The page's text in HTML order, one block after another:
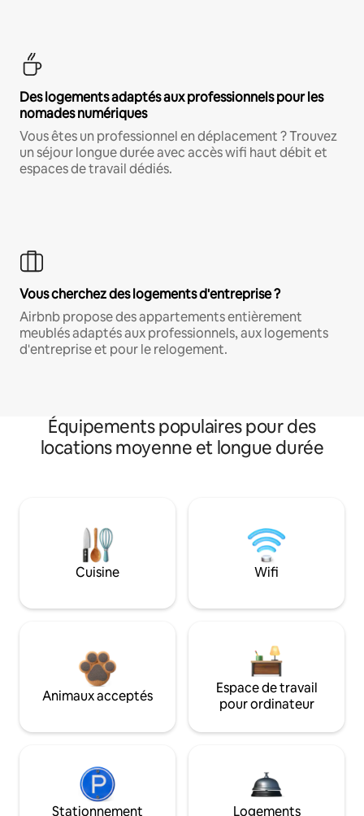
Des logements adaptés aux professionnels pour les
nomades numériques
Vous êtes un professionnel en déplacement ? Trouvez
un séjour longue durée avec accès wifi haut débit et
espaces de travail dédiés.
Vous cherchez des logements d'entreprise ?
Airbnb propose des appartements entièrement
meublés adaptés aux professionnels, aux logements
d'entreprise et pour le relogement.
Équipements populaires pour des
locations moyenne et longue durée
Cuisine Wifi
Animaux acceptés
Espace de travail
pour ordinateur
Stationnement
Logements